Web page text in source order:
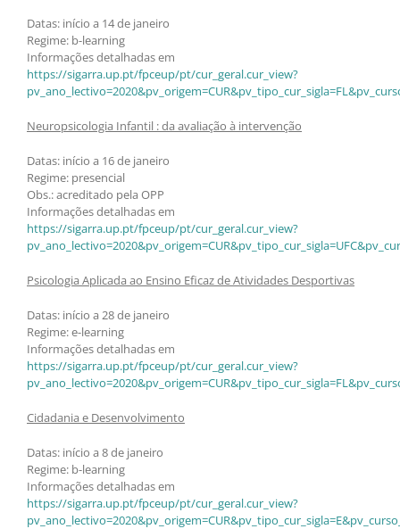
Datas: início a 14 de janeiro
Regime: b-learning
Informações detalhadas em
https://sigarra.up.pt/fpceup/pt/cur_geral.cur_view?
Neuropsicologia Infantil : da avaliação à intervenção
Datas: início a 16 de janeiro
Regime: presencial
Obs.: acreditado pela OPP
Informações detalhadas em
https://sigarra.up.pt/fpceup/pt/cur_geral.cur_view?
Psicologia Aplicada ao Ensino Eficaz de Atividades Desportivas
Datas: início a 28 de janeiro
Regime: e-learning
Informações detalhadas em
https://sigarra.up.pt/fpceup/pt/cur_geral.cur_view?
Cidadania e Desenvolvimento
Datas: início a 8 de janeiro
Regime: b-learning
Informações detalhadas em
https://sigarra.up.pt/fpceup/pt/cur_geral.cur_view?